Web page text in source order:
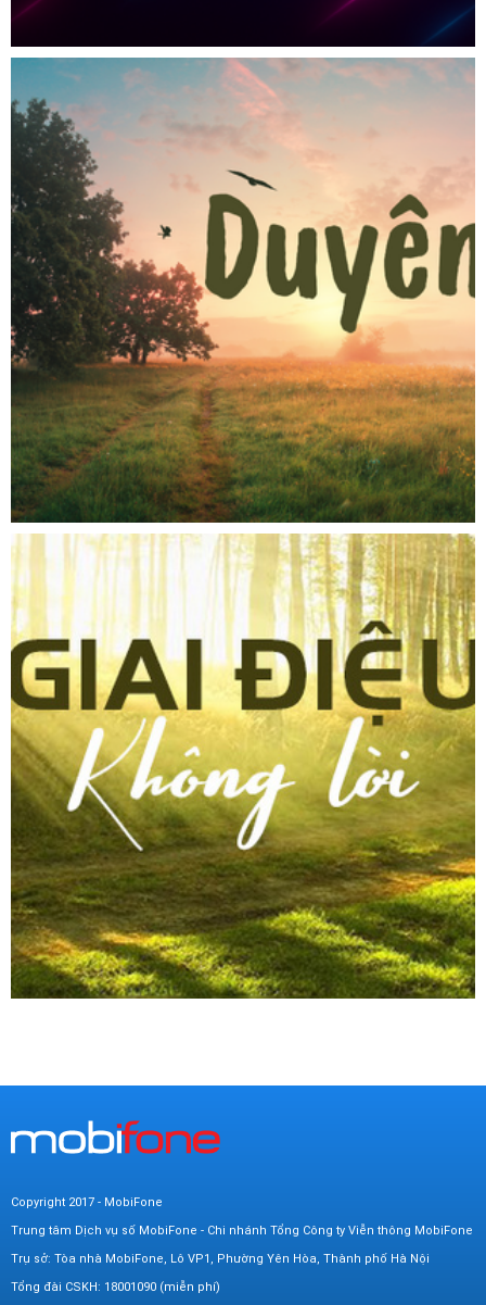
Copyright 2017 - MobiFone
Trung tâm Dịch vụ số MobiFone - Chi nhánh Tổng Công ty Viễn thông MobiFone
Trụ sở: Tòa nhà MobiFone, Lô VP1, Phường Yên Hòa, Thành phố Hà Nội
Tổng đài CSKH: 18001090 (miễn phí)